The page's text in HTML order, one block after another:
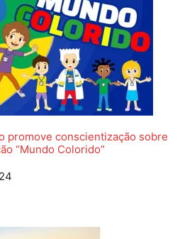
promove conscientização sobre
“Mundo Colorido”